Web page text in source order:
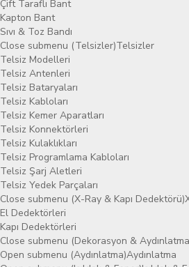
Çift Taraflı Bant
Kapton Bant
Sıvı & Toz Bandı
Close submenu (Telsizler)Telsizler
Telsiz Modelleri
Telsiz Antenleri
Telsiz Bataryaları
Telsiz Kabloları
Telsiz Kemer Aparatları
Telsiz Konnektörleri
Telsiz Kulaklıkları
Telsiz Programlama Kabloları
Telsiz Şarj Aletleri
Telsiz Yedek Parçaları
Close submenu (X-Ray & Kapı Dedektörü)
El Dedektörleri
Kapı Dedektörleri
Close submenu (Dekorasyon &
Open submenu (Aydınlatma)Aydınlatma